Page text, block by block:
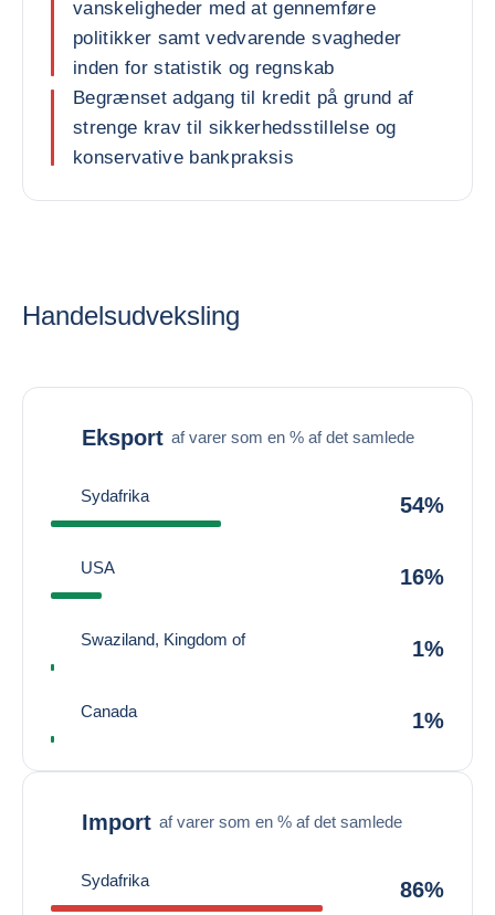
vanskeligheder med at gennemføre
politikker samt vedvarende svagheder
inden for statistik og regnskab
Begrænset adgang til kredit på grund af
strenge krav til sikkerhedsstillelse og
konservative bankpraksis
Handelsudveksling
Eksport af varer som en % af det samlede
Sydafrika 54%
USA 16%
Swaziland, Kingdom of 1%
Canada 1%
Import af varer som en % af det samlede
Sydafrika 86%